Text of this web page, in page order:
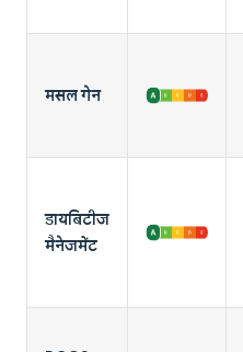
मसल गेन
डायबिटीज
मैनेजमेंट